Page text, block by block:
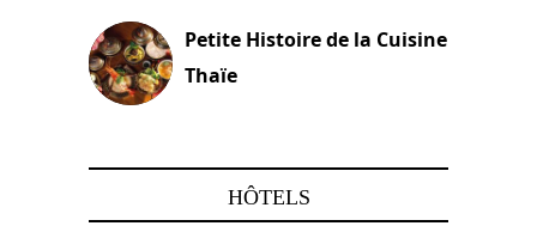
Petite Histoire de la Cuisine
Thaïe
HÔTELS